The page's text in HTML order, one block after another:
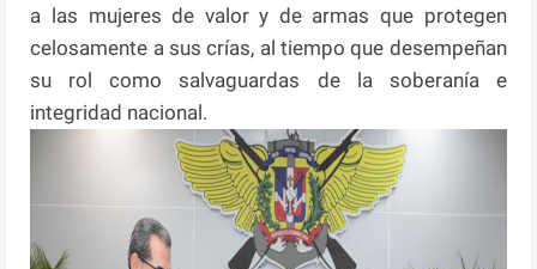
a las mujeres de valor y de armas que protegen
celosamente a sus crías, al tiempo que desempeñan
su rol como salvaguardas de la soberanía e
integridad nacional.